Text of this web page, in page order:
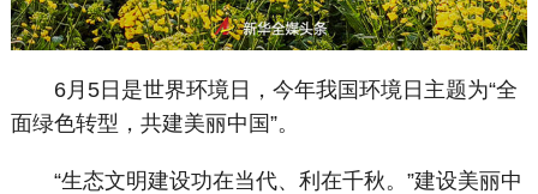
6月5日是世界环境日，今年我国环境日主题为“全
面绿色转型，共建美丽中国”。
“生态文明建设功在当代、利在千秋。”建设美丽中